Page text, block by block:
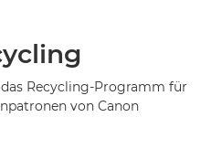
Recycling-Programm für
von Canon